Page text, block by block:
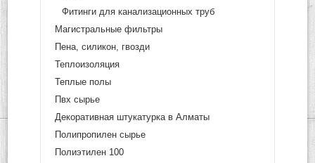
Фитинги для канализационных труб
Магистральные фильтры
Пена, силикон, гвозди
Теплоизоляция
Теплые полы
Пвх сырье
Декоративная штукатурка в Алматы
Полипропилен сырье
Полиэтилен 100